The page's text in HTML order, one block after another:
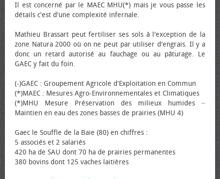
Il est concerné par le MAEC MHU(*) mais je vous passe les
détails c'est d'une complexité infernale.
Mathieu Brassart peut fertiliser ses sols à l'exception de la
zone Natura 2000 où on ne peut par utiliser d'engrais. Il y a
donc un retard autorisé au fauchage ou au pâturage. Le
GAEC y fait du foin.
(-)GAEC : Groupement Agricole d'Exploitation en Commun
(*)MAEC : Mesures Agro-Environnementales et Climatiques
(*)MHU Mesure Préservation des milieux humides −
Maintien en eau des zones basses de prairies (MHU 4)
Gaec le Souffle de la Baie (80) en chiffres :
5 associés et 2 salariés
420 ha de SAU dont 70 ha de prairies permanentes
380 bovins dont 125 vaches laitières